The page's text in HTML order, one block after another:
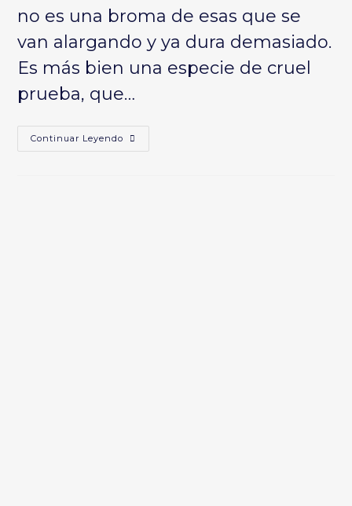
no es una broma de esas que se
van alargando y ya dura demasiado.
Es más bien una especie de cruel
prueba, que…
Continuar Leyendo ¿ES
UNA